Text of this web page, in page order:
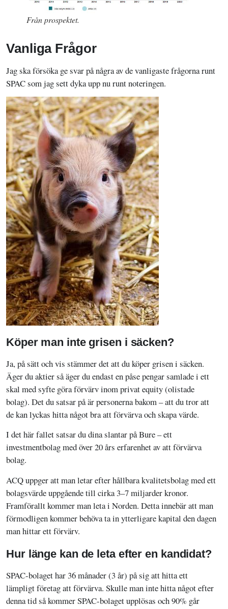
Från prospektet.
Vanliga Frågor
Jag ska försöka ge svar på några av de vanligaste frågorna runt
SPAC som jag sett dyka upp nu runt noteringen.
Köper man inte grisen i säcken?
Ja, på sätt och vis stämmer det att du köper grisen i säcken.
Äger du aktier så äger du endast en påse pengar samlade i ett
skal med syfte göra förvärv inom privat equity (olistade
bolag). Det du satsar på är personerna bakom – att du tror att
de kan lyckas hitta något bra att förvärva och skapa värde.
I det här fallet satsar du dina slantar på Bure – ett
investmentbolag med över 20 års erfarenhet av att förvärva
bolag.
ACQ uppger att man letar efter hållbara kvalitetsbolag med ett
bolagsvärde uppgående till cirka 3–7 miljarder kronor.
Framförallt kommer man leta i Norden. Detta innebär att man
förmodligen kommer behöva ta in ytterligare kapital den dagen
man hittar ett förvärv.
Hur länge kan de leta efter en kandidat?
SPAC-bolaget har 36 månader (3 år) på sig att hitta ett
lämpligt företag att förvärva. Skulle man inte hitta något efter
denna tid så kommer SPAC-bolaget upplösas och 90% går